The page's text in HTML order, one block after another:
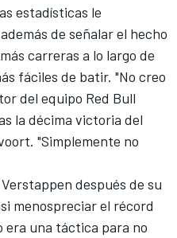
estadísticas le
de señalar el hecho
carreras a lo largo de
fáciles de batir. "No creo
del equipo Red Bull
la décima victoria del
. "Simplemente no
después de su
menospreciar el récord
era una táctica para no